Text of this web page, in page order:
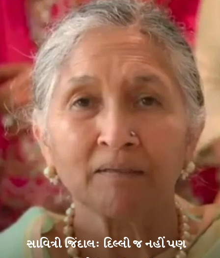
સાવિત્રી જિંદાલ: દિલ્લી જ નહીં પણ